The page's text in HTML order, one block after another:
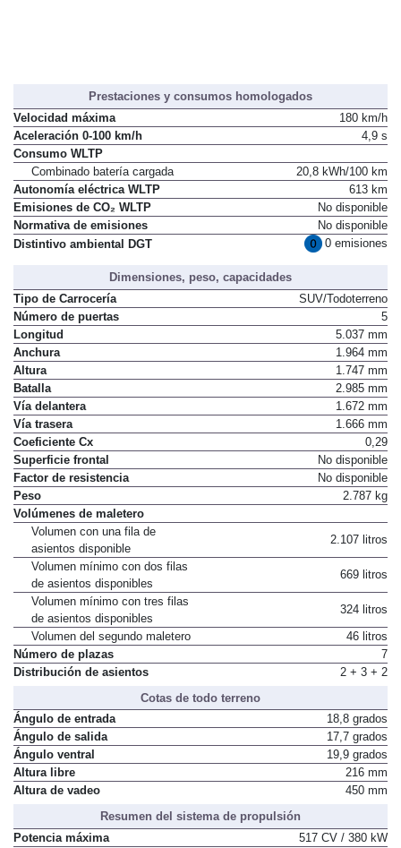
Prestaciones y consumos homologados
Velocidad máxima
180 km/h
Aceleración 0-100 km/h
4,9 s
Consumo WLTP
Combinado batería cargada
20,8 kWh/100 km
Autonomía eléctrica WLTP
613 km
Emisiones de CO₂ WLTP
No disponible
Normativa de emisiones
No disponible
Distintivo ambiental DGT
0 emisiones
Dimensiones, peso, capacidades
Tipo de Carrocería
SUV/Todoterreno
Número de puertas
5
Longitud
5.037 mm
Anchura
1.964 mm
Altura
1.747 mm
Batalla
2.985 mm
Vía delantera
1.672 mm
Vía trasera
1.666 mm
Coeficiente Cx
0,29
Superficie frontal
No disponible
Factor de resistencia
No disponible
Peso
2.787 kg
Volúmenes de maletero
Volumen con una fila de
asientos disponible
2.107 litros
Volumen mínimo con dos filas
de asientos disponibles
669 litros
Volumen mínimo con tres filas
de asientos disponibles
324 litros
Volumen del segundo maletero
46 litros
Número de plazas
7
Distribución de asientos
2 + 3 + 2
Cotas de todo terreno
Ángulo de entrada
18,8 grados
Ángulo de salida
17,7 grados
Ángulo ventral
19,9 grados
Altura libre
216 mm
Altura de vadeo
450 mm
Resumen del sistema de propulsión
Potencia máxima
517 CV / 380 kW